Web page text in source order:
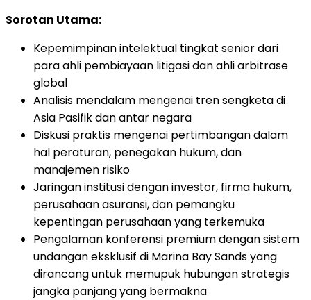
Sorotan Utama:
Kepemimpinan intelektual tingkat senior dari
para ahli pembiayaan litigasi dan ahli arbitrase
global
Analisis mendalam mengenai tren sengketa di
Asia Pasifik dan antar negara
Diskusi praktis mengenai pertimbangan dalam
hal peraturan, penegakan hukum, dan
manajemen risiko
Jaringan institusi dengan investor, firma hukum,
perusahaan asuransi, dan pemangku
kepentingan perusahaan yang terkemuka
Pengalaman konferensi premium dengan sistem
undangan eksklusif di Marina Bay Sands yang
dirancang untuk memupuk hubungan strategis
jangka panjang yang bermakna